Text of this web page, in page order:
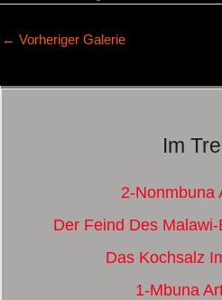
← Vorheriger Galerie
Im
2-Nonmbuna
Der Feind Des
Das Kochsalz
1-Mbuna